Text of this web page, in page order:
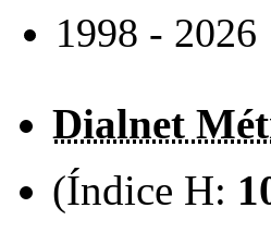
1998 - 2026
Dialnet
(Índice H: